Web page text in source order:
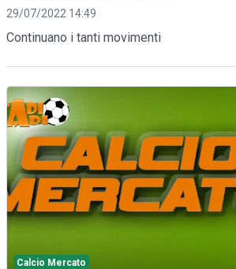
29/07/2022 14:49
Continuano i tanti movimenti
Calcio Mercato